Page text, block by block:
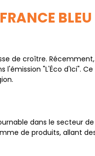
BLEU
de croître.
l'émission "L'Éco d'Ici".
dans le secteur de
de produits, allant